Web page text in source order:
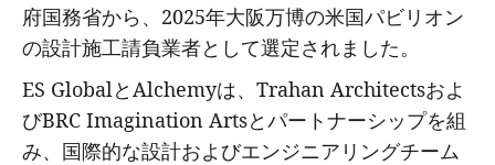
府国務省から、2025年大阪万博の米国パビリオン
の設計施工請負業者として選定されました。
ES GlobalとAlchemyは、Trahan Architectsおよ
びBRC Imagination Artsとパートナーシップを組
み、国際的な設計およびエンジニアリングチーム